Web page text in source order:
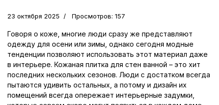
23 октября 2025 Просмотров: 157
Говоря о коже, многие люди сразу же представляют
одежду для осени или зимы, однако сегодня модные
тенденции позволяют использовать этот материал даже
в интерьере. Кожаная плитка для стен ванной – это хит
последних нескольких сезонов. Люди с достатком всегда
пытаются удивить остальных, а потому и дизайн их
помещений всегда опережает интерьерные задумки,